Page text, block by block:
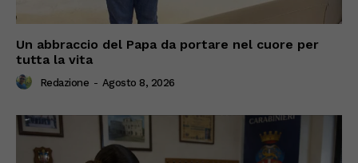
Un abbraccio del Papa da portare nel cuore per
tutta la vita
Redazione - Agosto 8, 2026